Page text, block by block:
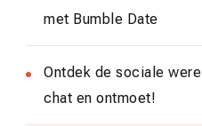
met Bumble Date
Ontdek de sociale
chat en ontmoet!